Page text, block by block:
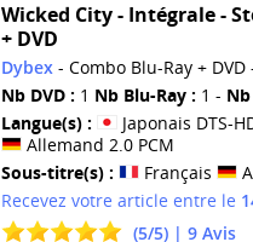
Wicked City - Intégrale -
+ DVD
Dybex- Combo Blu-Ray +
Nb DVD : 1 Nb Blu-Ray : 1 -
Langue(s) :
Japonais DTS-
Allemand 2.0 PCM
Sous-titre(s) :
Français
Recevez votre article entre le
(5/5) | 9Avis